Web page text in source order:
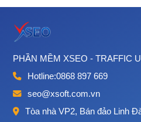
PHẦN MỀM XSEO - TRAFFIC
Hotline:0868 897 669
seo@xsoft.com.vn
Tòa nhà VP2, Bán đảo Linh